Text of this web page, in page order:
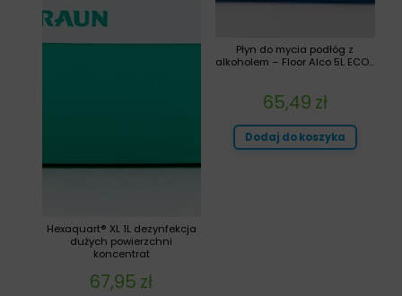
Płyn do mycia podłóg z
alkoholem – Floor Alco 5L ECO...
65,49 zł
Dodaj do koszyka
Hexaquart® XL 1L dezynfekcja
dużych powierzchni
koncentrat
67,95 zł